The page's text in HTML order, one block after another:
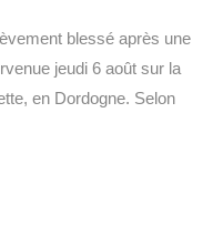
blessé après une
jeudi 6 août sur la
en Dordogne. Selon